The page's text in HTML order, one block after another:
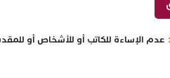
عدم الإساءة للكاتب أو للأشخاص أو